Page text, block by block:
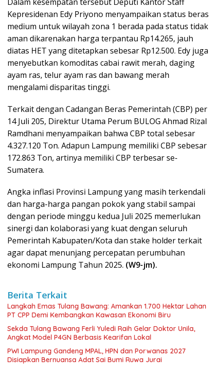
Kepresidenan Edy Priyono menyampaikan status beras
medium untuk wilayah zona 1 berada pada status tidak
aman dikarenakan harga terpantau Rp14.265, jauh
diatas HET yang ditetapkan sebesar Rp12.500. Edy juga
menyebutkan komoditas cabai rawit merah, daging
ayam ras, telur ayam ras dan bawang merah
mengalami disparitas tinggi.
Terkait dengan Cadangan Beras Pemerintah (CBP) per
14 Juli 205, Direktur Utama Perum BULOG Ahmad Rizal
Ramdhani menyampaikan bahwa CBP total sebesar
4.327.120 Ton. Adapun Lampung memiliki CBP sebesar
172.863 Ton, artinya memiliki CBP terbesar se-
Sumatera.
Angka inflasi Provinsi Lampung yang masih terkendali
dan harga-harga pangan pokok yang stabil sampai
dengan periode minggu kedua Juli 2025 memerlukan
sinergi dan kolaborasi yang kuat dengan seluruh
Pemerintah Kabupaten/Kota dan stake holder terkait
agar dapat menunjang percepatan perumbuhan
ekonomi Lampung Tahun 2025. (W9-jm).
Berita Terkait
Langkah Emas Tulang Bawang: Amankan 1.700 Hektar Lahan
PT CPP Demi Kembangkan Kawasan Ekonomi Biru
Sekda Tulang Bawang Ferli Yuledi Raih Gelar Doktor Unila,
Angkat Model P4GN Berbasis Kearifan Lokal
PWI Lampung Gandeng MPAL, HPN dan Porwanas 2027
Disiapkan Bernuansa Adat Sai Bumi Ruwa Jurai